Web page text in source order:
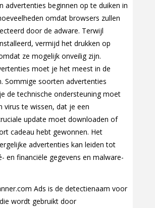
advertenties beginnen op te duiken in
omdat browsers zullen
door de adware. Terwijl
vermijd het drukken op
ze mogelijk onveilig zijn.
moet je het meest in de
Sommige soorten advertenties
de technische ondersteuning moet
virus te wissen, dat je een
update moet downloaden of
cadeau hebt gewonnen. Het
advertenties kan leiden tot
en financiële gegevens en malware-
Ads is de detectienaam voor
wordt gebruikt door